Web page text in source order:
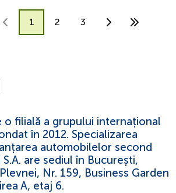
1 2 3
o filială a grupului internațional
în 2012. Specializarea
automobilelor second
are sediul în București,
Nr. 159, Business Garden
A, etaj 6.